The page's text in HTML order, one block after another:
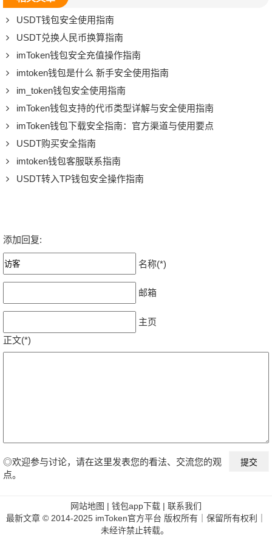
USDT钱包安全使用指南
USDT兑换人民币换算指南
imToken钱包安全充值操作指南
imtoken钱包是什么 新手安全使用指南
im_token钱包安全使用指南
imToken钱包支持的代币类型详解与安全使用指南
imToken钱包下载安全指南：官方渠道与使用要点
USDT购买安全指南
imtoken钱包客服联系指南
USDT转入TP钱包安全操作指南
添加回复:
名称(*)
邮箱
主页
正文(*)
◎欢迎参与讨论，请在这里发表您的看法、交流您的观
点。
网站地图 | 钱包app下载 | 联系我们
最新文章 © 2014-2025 imToken官方平台 版权所有｜保留所有权利｜
未经许禁止转载。